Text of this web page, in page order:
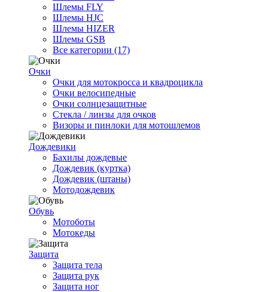
Шлемы FLY
Шлемы HJC
Шлемы HIZER
Шлемы GSB
Все категории (17)
Очки
Очки для мотокросса и квадроцикла
Очки велосипедные
Очки солнцезащитные
Стекла / линзы для очков
Визоры и пинлоки для мотошлемов
Дождевики
Бахилы дождевые
Дождевик (куртка)
Дождевик (штаны)
Мотодождевик
Обувь
Мотоботы
Мотокеды
Защита
Защита тела
Защита рук
Защита ног